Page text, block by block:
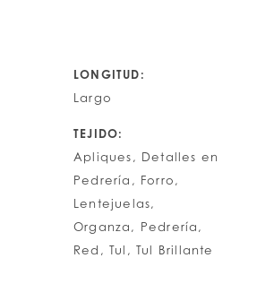
LONGITUD:
Largo
TEJIDO:
Apliques, Detalles en
Pedrería, Forro,
Lentejuelas,
Organza, Pedrería,
Red, Tul, Tul Brillante